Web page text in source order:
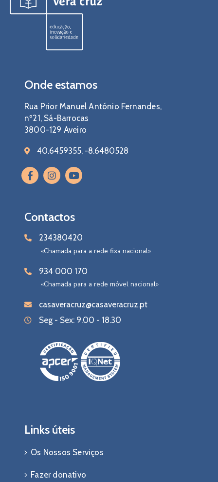
Onde estamos
Rua Prior Manuel António Fernandes,
nº21, Sá-Barrocas
3800-129 Aveiro
40.6459355, -8.6480528
Contactos
234380420
«Chamada para a rede fixa nacional»
934 000 170
«Chamada para a rede móvel nacional»
casaveracruz@casaveracruz.pt
Seg - Sex: 9.00 - 18.30
Links úteis
Os Nossos Serviços
Fazer donativo